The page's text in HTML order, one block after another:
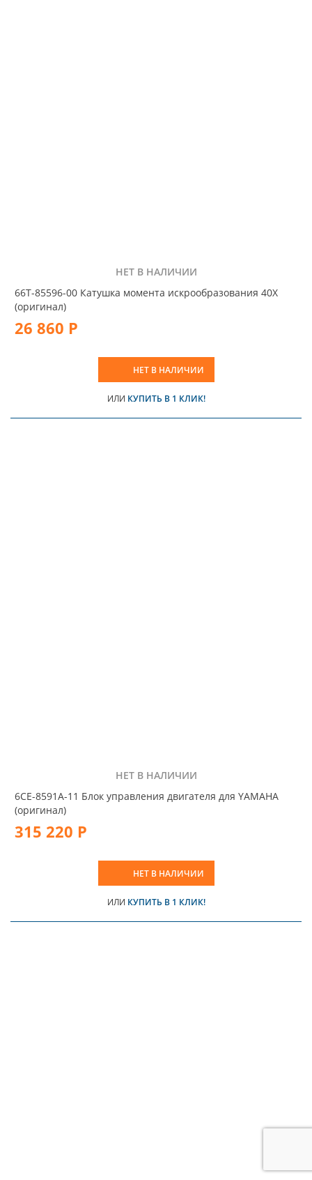
НЕТ В НАЛИЧИИ
66T-85596-00 Катушка момента искрообразования 40Х
(оригинал)
26 860 Р
НЕТ В НАЛИЧИИ
ИЛИ КУПИТЬ В 1 КЛИК!
НЕТ В НАЛИЧИИ
6CE-8591A-11 Блок управления двигателя для YAMAHA
(оригинал)
315 220 Р
НЕТ В НАЛИЧИИ
ИЛИ КУПИТЬ В 1 КЛИК!